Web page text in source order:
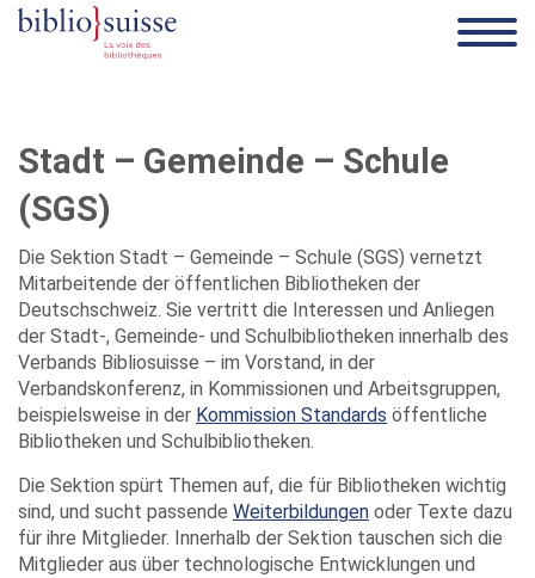
Stadt – Gemeinde – Schule
(SGS)
Die Sektion Stadt – Gemeinde – Schule (SGS) vernetzt
Mitarbeitende der öffentlichen Bibliotheken der
Deutschschweiz. Sie vertritt die Interessen und Anliegen
der Stadt-, Gemeinde- und Schulbibliotheken innerhalb des
Verbands Bibliosuisse – im Vorstand, in der
Verbandskonferenz, in Kommissionen und Arbeitsgruppen,
beispielsweise in der Kommission Standards öffentliche
Bibliotheken und Schulbibliotheken.
Die Sektion spürt Themen auf, die für Bibliotheken wichtig
sind, und sucht passende Weiterbildungen oder Texte dazu
für ihre Mitglieder. Innerhalb der Sektion tauschen sich die
Mitglieder aus über technologische Entwicklungen und